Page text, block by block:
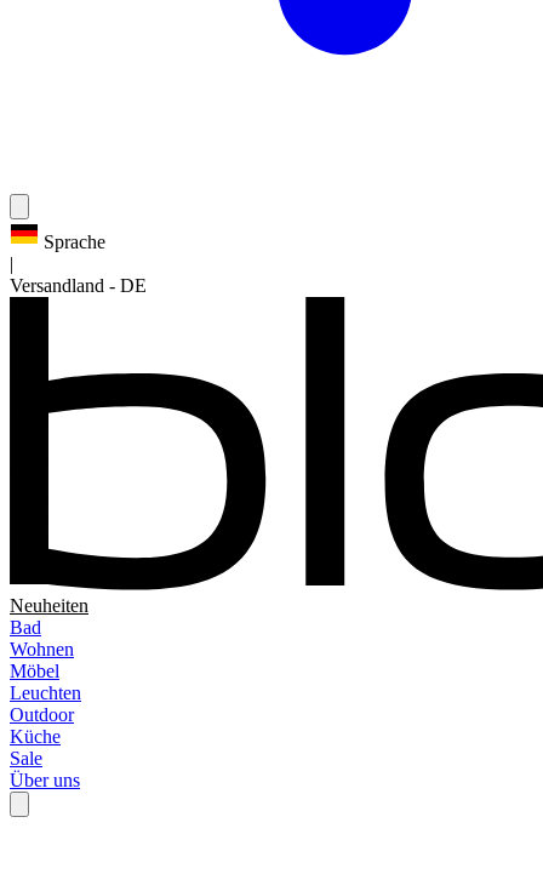
Sprache
Versandland - DE
Neuheiten
Bad
Wohnen
Möbel
Leuchten
Outdoor
Küche
Sale
Über uns